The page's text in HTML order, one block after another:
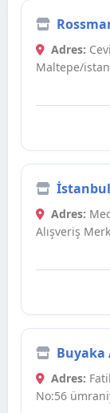
Adres:
Maltepe/
Adres:
Alışveriş
Buyaka
Adres:
No:56